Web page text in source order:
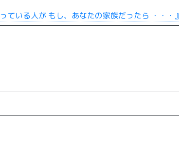
いる人が もし、あなたの家族だったら ・・・』